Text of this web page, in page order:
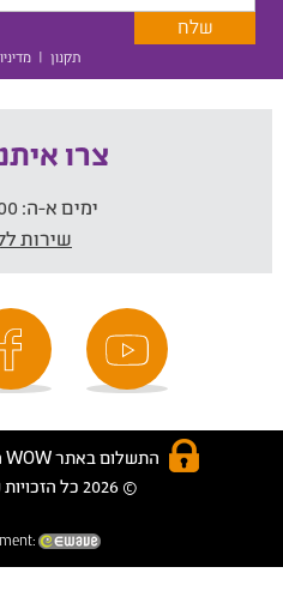
תקנון |
צרו
ימים א-ה:
שירות
התשלום באתר WOW מאובטח בטכנולוגית SSL
© 2026 כל הזכויות שמורות